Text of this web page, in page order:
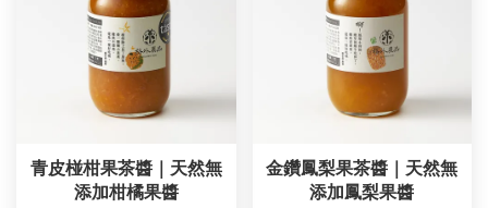
青皮椪柑果茶醬｜天然無
添加柑橘果醬
金鑽鳳梨果茶醬｜天然無
添加鳳梨果醬